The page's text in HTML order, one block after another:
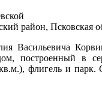
район, Псковская
Васильевича
построенный в
флигель и парк.